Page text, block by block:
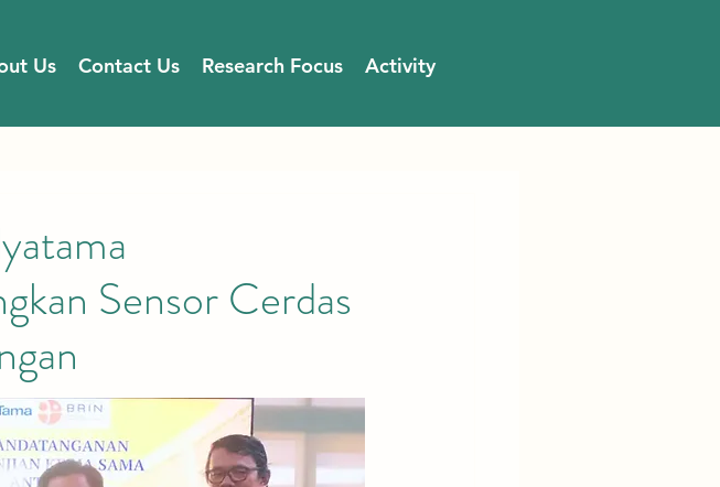
Us Contact Us Research Focus Activity
Sensor Cerdas